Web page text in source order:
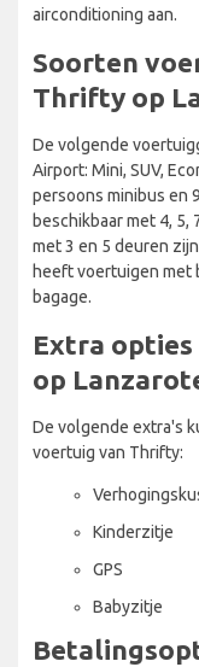
airconditioning aan.
Soorten
Thrifty op
De volgende
Airport: Mini, SUV,
persoons minibus en
beschikbaar met 4, 5,
met 3 en 5 deuren
heeft voertuigen met
bagage.
Extra
op
De volgende extra's
voertuig van Thrifty:
Kinderzitje
GPS
Babyzitje